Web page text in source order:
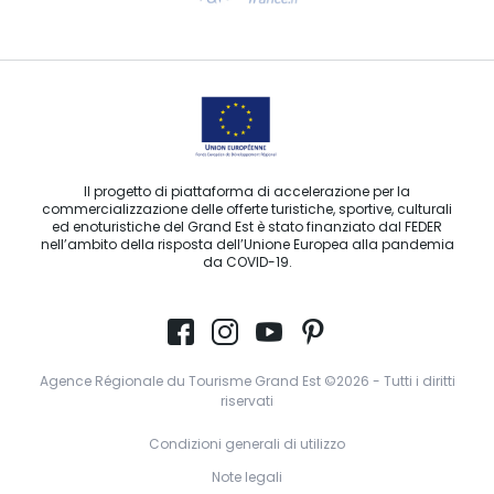
Contattaci per e-mail
Il progetto di piattaforma di accelerazione per la
commercializzazione delle offerte turistiche, sportive, culturali
ed enoturistiche del Grand Est è stato finanziato dal FEDER
nell’ambito della risposta dell’Unione Europea alla pandemia
da COVID-19.
Agence Régionale du Tourisme Grand Est ©2026 - Tutti i diritti
riservati
Condizioni generali di utilizzo
Note legali